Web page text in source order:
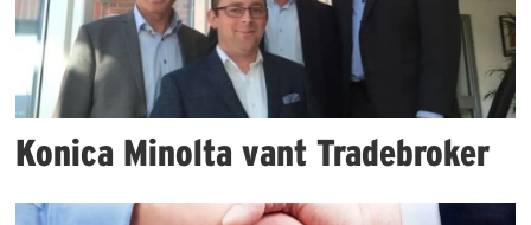
Konica Minolta vant Tradebroker